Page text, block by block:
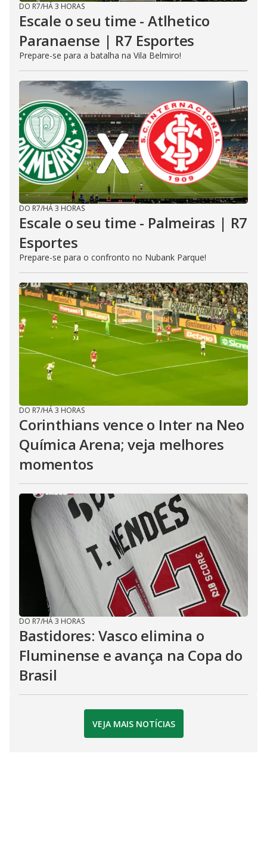
DO R7/HÁ 3 HORAS
Escale o seu time - Atlhetico
Paranaense | R7 Esportes
Prepare-se para a batalha na Vila Belmiro!
DO R7/HÁ 3 HORAS
Escale o seu time - Palmeiras | R7
Esportes
Prepare-se para o confronto no Nubank Parque!
DO R7/HÁ 3 HORAS
Corinthians vence o Inter na Neo
Química Arena; veja melhores
momentos
DO R7/HÁ 3 HORAS
Bastidores: Vasco elimina o
Fluminense e avança na Copa do
Brasil
VEJA MAIS NOTÍCIAS